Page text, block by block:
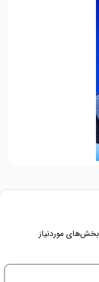
بخش‌های موردنیاز